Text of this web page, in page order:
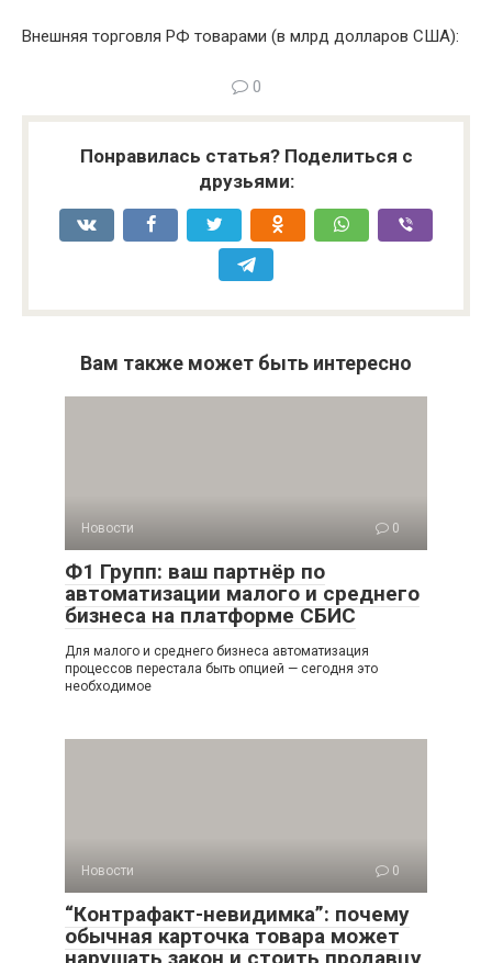
Внешняя торговля РФ товарами (в млрд долларов США):
0
Понравилась статья? Поделиться с
друзьями:
Вам также может быть интересно
Новости 0
Ф1 Групп: ваш партнёр по
автоматизации малого и среднего
бизнеса на платформе СБИС
Для малого и среднего бизнеса автоматизация
процессов перестала быть опцией — сегодня это
необходимое
Новости 0
“Контрафакт-невидимка”: почему
обычная карточка товара может